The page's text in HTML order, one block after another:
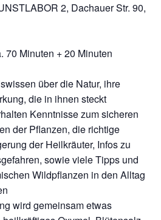
2, Dachauer Str. 90,
70 Minuten + 20 Minuten
über die Natur, ihre
die in ihnen steckt
Kenntnisse zum sicheren
der Pflanzen, die richtige
der Heilkräuter, Infos zu
sowie viele Tipps und
Wildpflanzen in den Alltag
wird gemeinsam etwas